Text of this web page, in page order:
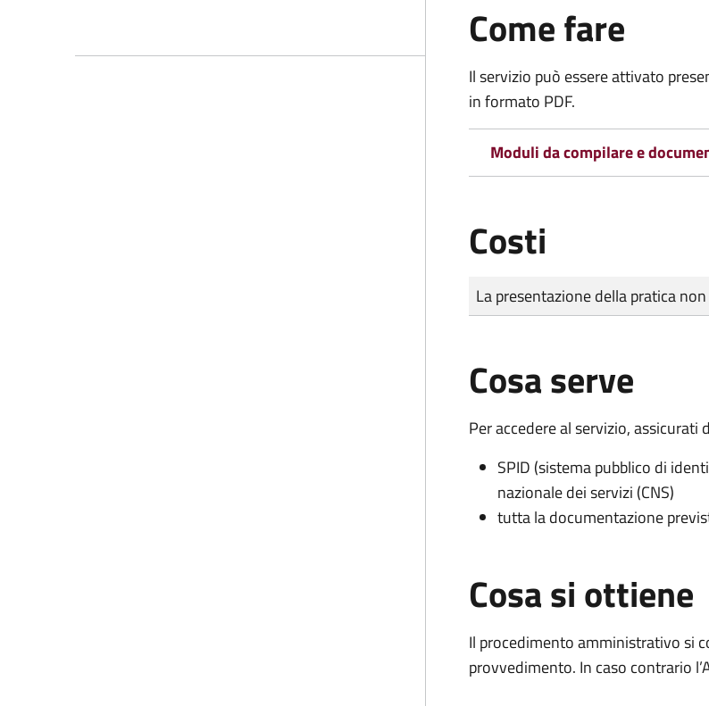
Come fare
Il servizio può essere attivato
in formato PDF.
Moduli da compilare e
Costi
Tipo di pagamento
Importo
La presentazione della pratica
Cosa serve
Per accedere al servizio, assicurati
SPID (sistema pubblico di
nazionale dei servizi (CNS)
tutta la documentazione
Cosa si ottiene
Il procedimento amministrativo si
provvedimento. In caso contrario